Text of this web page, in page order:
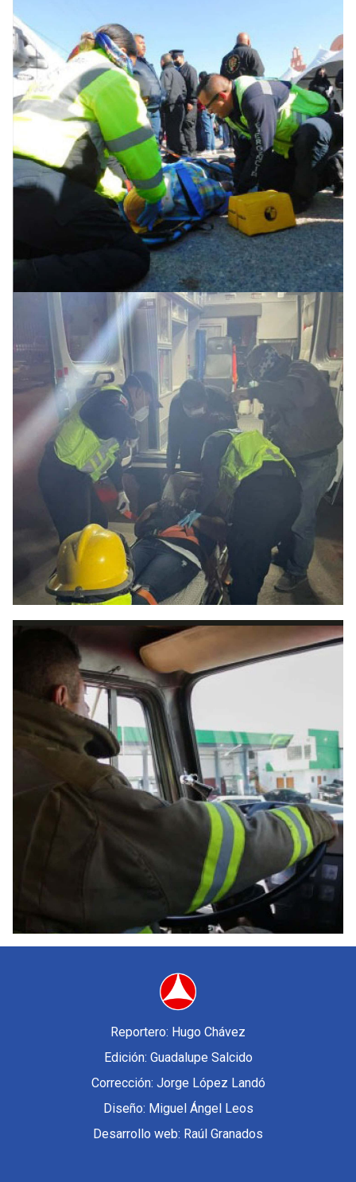
Reportero: Hugo Chávez
Edición: Guadalupe Salcido
Corrección: Jorge López Landó
Diseño: Miguel Ángel Leos
Desarrollo web: Raúl Granados